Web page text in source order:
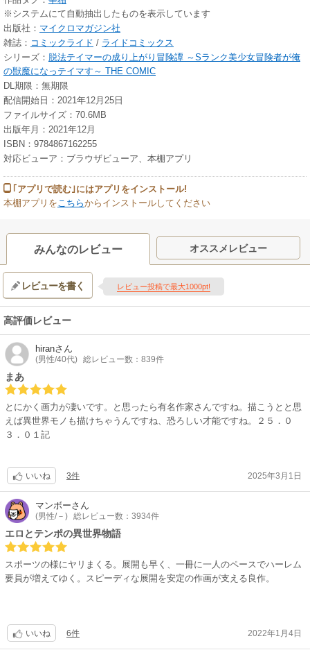
※システムにて自動抽出したものを表示しています
出版社： マイクロマガジン社
雑誌： コミックライド / ライドコミックス
シリーズ： 脱法テイマーの成り上がり冒険譚 ～Sランク美少女冒険者が俺
の獣魔になっテイマす～ THE COMIC
DL期限：無期限
配信開始日：2021年12月25日
ファイルサイズ：70.6MB
出版年月：2021年12月
ISBN：9784867162255
対応ビューア：ブラウザビューア、本棚アプリ
｢アプリで読む｣にはアプリをインストール!
本棚アプリを こちらからインストールしてください
みんなのレビュー オススメレビュー
レビューを書く レビュー投稿で最大1000pt!
高評価レビュー
hiranさん
(男性/40代) 総レビュー数：839件
まあ
とにかく画力が凄いです。と思ったら有名作家さんですね。描こうとと思
えば異世界モノも描けちゃうんですね、恐ろしい才能ですね。２５．０
３．０１記
いいね 3件 2025年3月1日
マンボーさん
(男性/－) 総レビュー数：3934件
エロとテンポの異世界物語
スポーツの様にヤリまくる。展開も早く、一冊に一人のペースでハーレム
要員が増えてゆく。スピーディな展開を安定の作画が支える良作。
いいね 6件 2022年1月4日